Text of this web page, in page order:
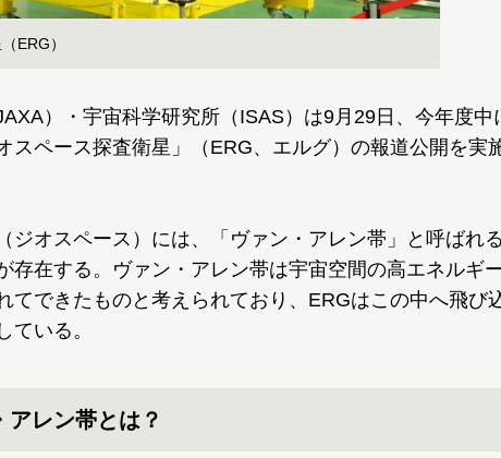
ERG）
）・宇宙科学研究所（ISAS）は9月29日、今年度中
スペース探査衛星」（ERG、エルグ）の報道公開を実
オスペース）には、「ヴァン・アレン帯」と呼ばれる
存在する。ヴァン・アレン帯は宇宙空間の高エネルギ
てできたものと考えられており、ERGはこの中へ飛び
ている。
アレン帯とは？